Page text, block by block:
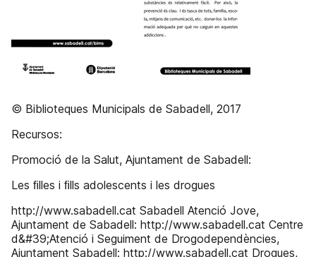
© Biblioteques Municipals de Sabadell, 2017
Recursos:
Promoció de la Salut, Ajuntament de Sabadell:
Les ﬁlles i ﬁlls adolescents i les drogues
http://www.sabadell.cat Sabadell Atenció Jove,
Ajuntament de Sabadell: http://www.sabadell.cat Centre
d&#39;Atenció i Seguiment de Drogodependències,
Ajuntament Sabadell: http://www.sabadell.cat Drogues,